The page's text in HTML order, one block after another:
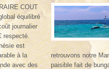
COUT
équilibré
journalier
respecté.
est
à la
avec des
retrouvons notre
paisible fait de